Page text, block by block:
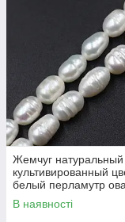
Жемчуг натуральный
культивированный
белый перламутр
рис длинна нитки 53
размер бусины 7-11
В наявності